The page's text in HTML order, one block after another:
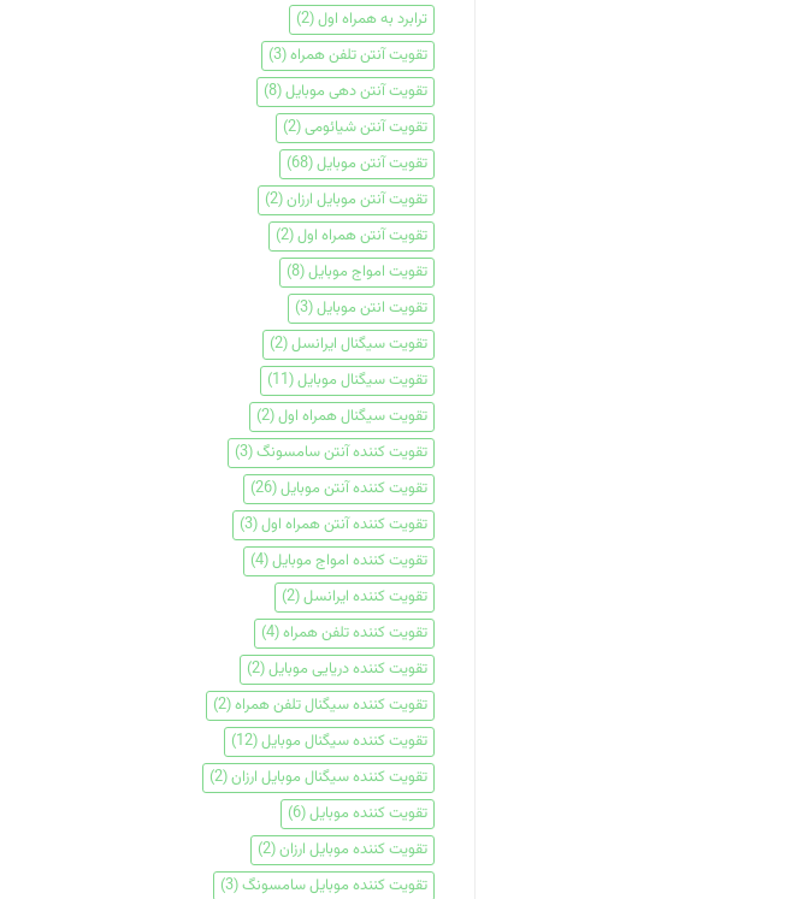
ترابرد به همراه اول(2)
تقویت آنتن تلفن همراه(3)
تقویت آنتن دهی موبایل(8)
تقویت آنتن شیائومی(2)
تقویت آنتن موبایل(68)
تقویت آنتن موبایل ارزان(2)
تقویت آنتن همراه اول(2)
تقویت امواج موبایل(8)
تقویت انتن موبایل(3)
تقویت سیگنال ایرانسل(2)
تقویت سیگنال موبایل(11)
تقویت سیگنال همراه اول(2)
تقویت کننده آنتن سامسونگ(3)
تقویت کننده آنتن موبایل(26)
تقویت کننده آنتن همراه اول(3)
تقویت کننده امواج موبایل(4)
تقویت کننده ایرانسل(2)
تقویت کننده تلفن همراه(4)
تقویت کننده دریایی موبایل(2)
تقویت کننده سیگنال تلفن همراه(2)
تقویت کننده سیگنال موبایل(12)
تقویت کننده سیگنال موبایل ارزان(2)
تقویت کننده موبایل(6)
تقویت کننده موبایل ارزان(2)
تقویت کننده موبایل سامسونگ(3)